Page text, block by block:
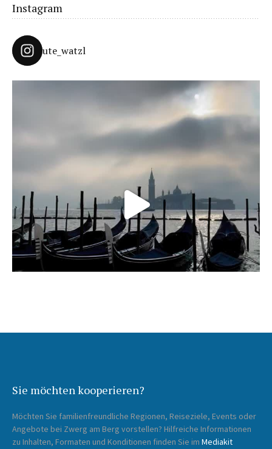
Instagram
ute_watzl
Sie möchten kooperieren?
Möchten Sie familienfreundliche Regionen, Reiseziele, Events oder
Angebote bei Zwerg am Berg vorstellen? Hilfreiche Informationen
zu Inhalten, Formaten und Konditionen finden Sie im Mediakit